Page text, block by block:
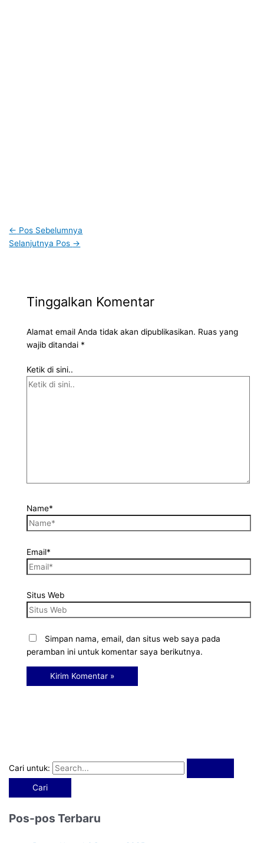
Cari untuk:
Pos-pos Terbaru
← Pos Sebelumnya
Selanjutnya Pos →
Tinggalkan Komentar
Alamat email Anda tidak akan dipublikasikan. Ruas yang
wajib ditandai *
Ketik di sini..
Name*
Email*
Situs Web
Simpan nama, email, dan situs web saya pada
peramban ini untuk komentar saya berikutnya.